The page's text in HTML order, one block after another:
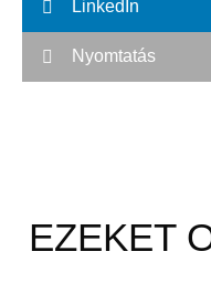
LinkedIn
Nyomtatás
EZEKET